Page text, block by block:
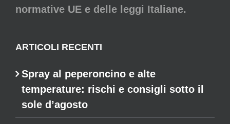
normative UE e delle leggi Italiane.
ARTICOLI RECENTI
Spray al peperoncino e alte
temperature: rischi e consigli sotto il
sole d’agosto